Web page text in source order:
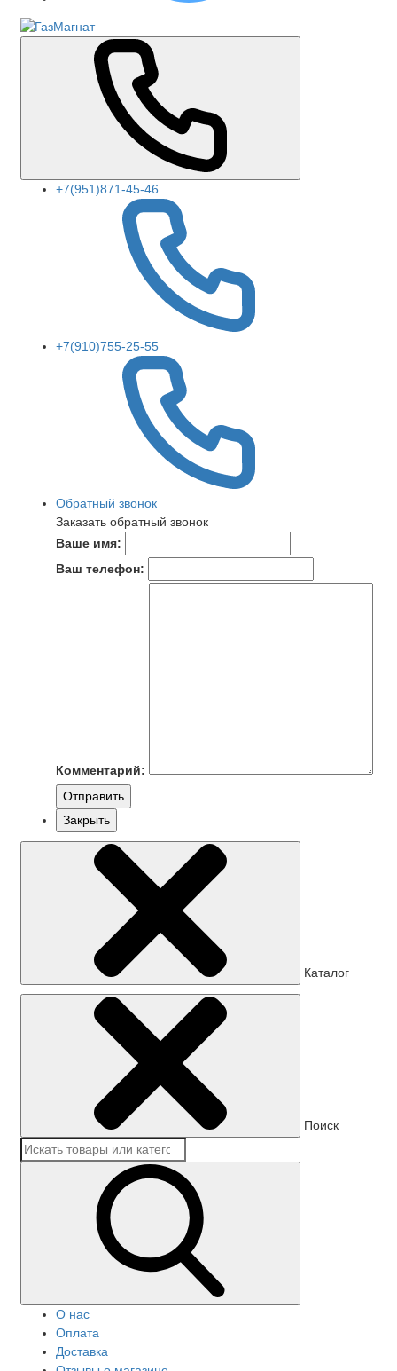
+7(951)871-45-46
+7(910)755-25-55
Обратный звонок
Заказать обратный звонок
Ваше имя:
Ваш телефон:
Комментарий:
Отправить
Закрыть
Каталог
Поиск
О нас
Оплата
Доставка